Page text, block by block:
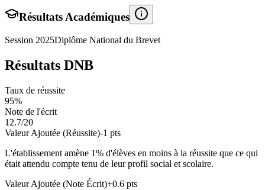
Résultats Académiques
Session 2025Diplôme National du Brevet
Résultats DNB
Taux de réussite
95%
Note de l'écrit
12.7/20
Valeur Ajoutée (Réussite)-1 pts
L'établissement amène 1% d'élèves en moins à la réussite que ce qui
était attendu compte tenu de leur profil social et scolaire.
Valeur Ajoutée (Note Écrit)+0.6 pts